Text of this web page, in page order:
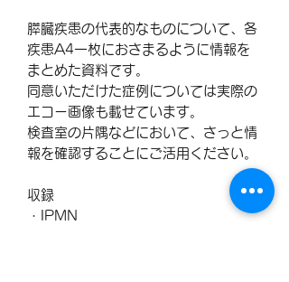
膵臓疾患の代表的なものについて、各
疾患A4一枚におさまるように情報を
まとめた資料です。
同意いただけた症例については実際の
エコー画像も載せています。
検査室の片隅などにおいて、さっと情
報を確認することにご活用ください。
収録
・IPMN